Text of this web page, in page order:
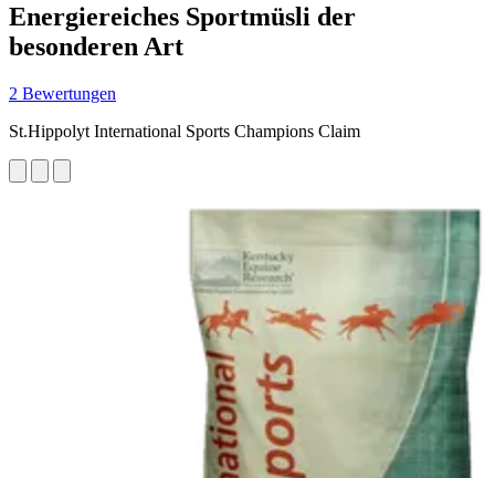
Energiereiches Sportmüsli der
besonderen Art
2 Bewertungen
St.Hippolyt International Sports Champions Claim